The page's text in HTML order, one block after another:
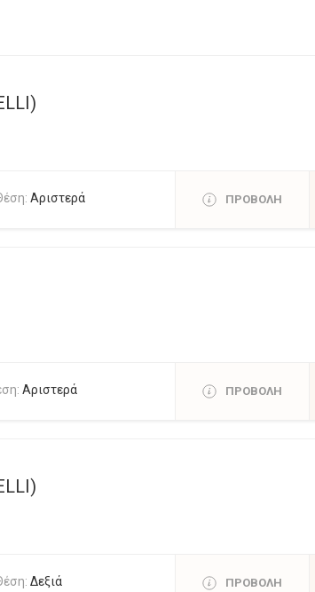
Αριστερά ΠΡΟΒΟΛΗ
Αριστερά ΠΡΟΒΟΛΗ
Δεξιά ΠΡΟΒΟΛΗ